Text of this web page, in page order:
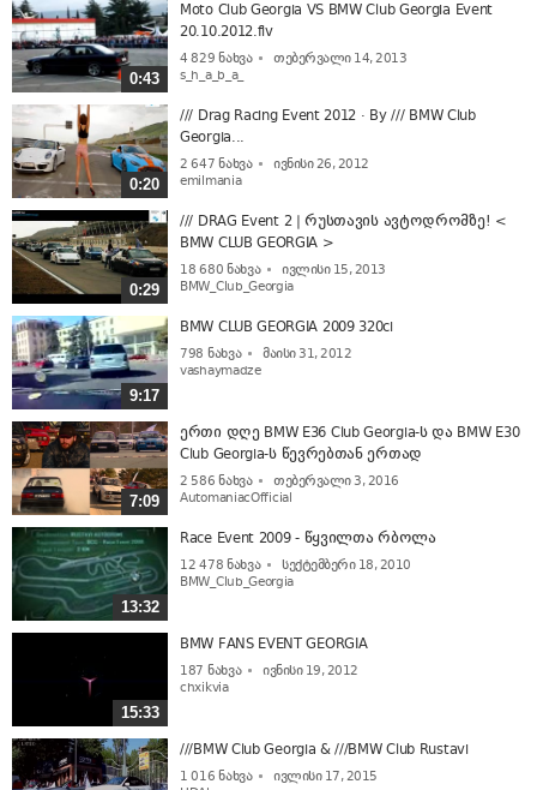
0:43
Moto Club Georgia VS BMW Club Georgia Event
20.10.2012.flv
4 829 ნახვა
თებერვალი 14, 2013
s_h_a_b_a_
0:20
/// Drag Racing Event 2012 · By /// BMW Club
Georgia...
2 647 ნახვა
ივნისი 26, 2012
emilmania
0:29
/// DRAG Event 2 | რუსთავის ავტოდრომზე! <
BMW CLUB GEORGIA >
18 680 ნახვა
ივლისი 15, 2013
BMW_Club_Georgia
9:17
BMW CLUB GEORGIA 2009 320ci
798 ნახვა
მაისი 31, 2012
vashaymadze
7:09
ერთი დღე BMW E36 Club Georgia-ს და BMW E30
Club Georgia-ს წევრებთან ერთად
2 586 ნახვა
თებერვალი 3, 2016
AutomaniacOfficial
13:32
Race Event 2009 - წყვილთა რბოლა
12 478 ნახვა
სექტემბერი 18, 2010
BMW_Club_Georgia
15:33
BMW FANS EVENT GEORGIA
187 ნახვა
ივნისი 19, 2012
chxikvia
///BMW Club Georgia & ///BMW Club Rustavi
1 016 ნახვა
ივლისი 17, 2015